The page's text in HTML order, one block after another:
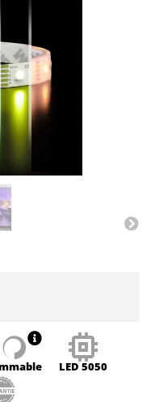
LED5050